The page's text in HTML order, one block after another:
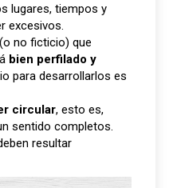
lugares, tiempos y
excesivos.
no ficticio) que
bien perfilado y
para desarrollarlos es
circular, esto es,
sentido completos.
resultar